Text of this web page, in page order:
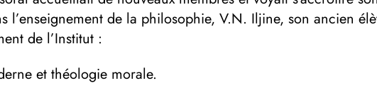
de la philosophie, V.N. Iljine, son ancien
de l’Institut :
et théologie morale.